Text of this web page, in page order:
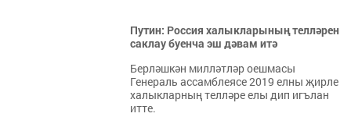
Путин: Россия халыкларының телләрен
саклау буенча эш дәвам итә
Берләшкән милләтләр оешмасы
Генераль ассамблеясе 2019 елны җирле
халыкларның телләре елы дип игълан
итте.